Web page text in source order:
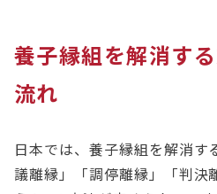
養子縁組を解消す
流れ
日本では、養子縁組を解消す
議離縁」「調停離縁」「判決